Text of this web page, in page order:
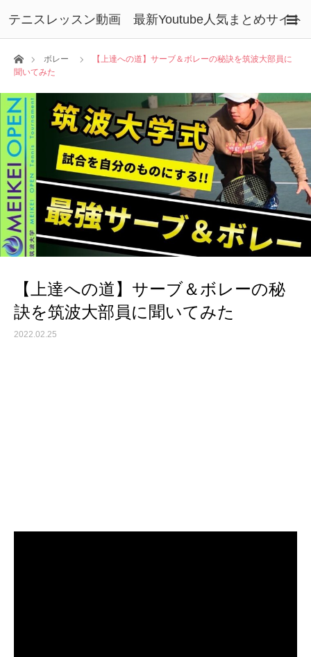
テニスレッスン動画 最新Youtube人気まとめサイト
ホームボレー
【上達への道】サーブ＆ボレーの秘訣を筑波大部員に
聞いてみた
【上達への道】サーブ＆ボレーの秘
訣を筑波大部員に聞いてみた
2022.02.25